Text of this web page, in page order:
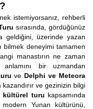
istemiyorsanız, rehberli
sırasında, gördüğünüz
geldiğini, üzerinde yazan
bilmek deneyimi tamamen
manastırın ne zaman
anlamını bir uzmandan
ve Delphi ve Meteora
ve gezinizin bilgi
kültürel turu kapsamında
Yunan kültürünü,